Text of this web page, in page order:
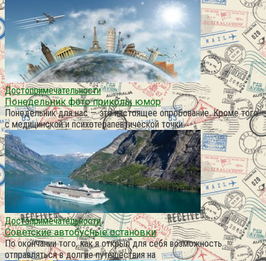
Достопримечательности
Понедельник фото приколы юмор
Понедельник для нас — это настоящее опробование. Кроме того
с медицинской и психотерапевтической точки
Достопримечательности
Советские автобусные остановки
По окончании того, как я открыл для себя возможность
отправляться в долгие путешествия на